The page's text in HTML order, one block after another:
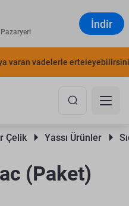
Pazaryeri
İndir
vadelerle erteleyebilirsiniz.
Çelik Yassı Ürünler
(Paket)